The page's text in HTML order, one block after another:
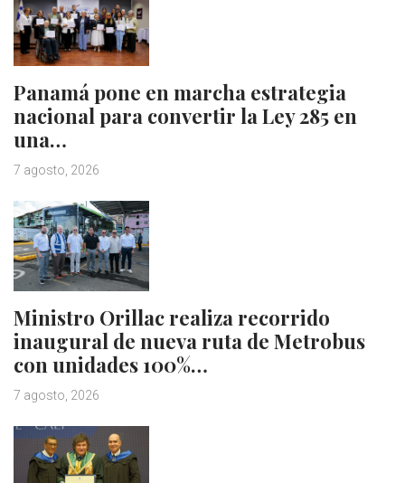
Panamá pone en marcha estrategia
nacional para convertir la Ley 285 en
una…
7 agosto, 2026
Ministro Orillac realiza recorrido
inaugural de nueva ruta de Metrobus
con unidades 100%…
7 agosto, 2026